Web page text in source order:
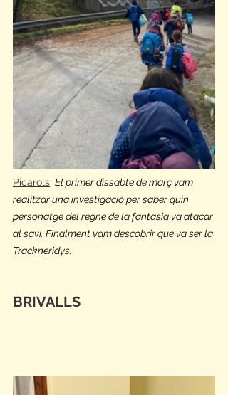
Picarols: El primer dissabte de març vam
realitzar una investigació per saber quin
personatge del regne de la fantasia va atacar
al savi. Finalment vam descobrir que va ser la
Trackneridys.
BRIVALLS